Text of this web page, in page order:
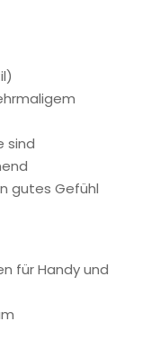
sind
gutes Gefühl
für Handy und